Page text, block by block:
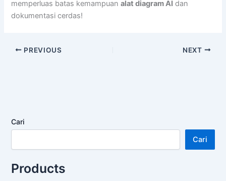
memperluas batas kemampuanalat diagram AI dan
dokumentasi cerdas!
PREVIOUS NEXT
Cari
Cari
Products